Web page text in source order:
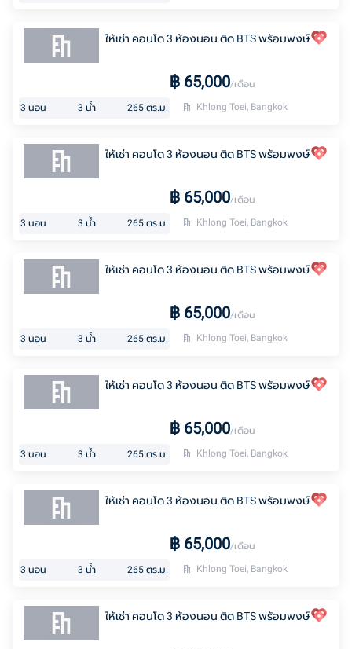
ให้เช่า คอนโด 3 ห้องนอน ติด BTS พร้อมพงษ์
฿ 65,000/เดือน
3 นอน 3 น้ำ 265 ตร.ม. Khlong Toei, Bangkok
ให้เช่า คอนโด 3 ห้องนอน ติด BTS พร้อมพงษ์
฿ 65,000/เดือน
3 นอน 3 น้ำ 265 ตร.ม. Khlong Toei, Bangkok
ให้เช่า คอนโด 3 ห้องนอน ติด BTS พร้อมพงษ์
฿ 65,000/เดือน
3 นอน 3 น้ำ 265 ตร.ม. Khlong Toei, Bangkok
ให้เช่า คอนโด 3 ห้องนอน ติด BTS พร้อมพงษ์
฿ 65,000/เดือน
3 นอน 3 น้ำ 265 ตร.ม. Khlong Toei, Bangkok
ให้เช่า คอนโด 3 ห้องนอน ติด BTS พร้อมพงษ์
฿ 65,000/เดือน
3 นอน 3 น้ำ 265 ตร.ม. Khlong Toei, Bangkok
ให้เช่า คอนโด 3 ห้องนอน ติด BTS พร้อมพงษ์